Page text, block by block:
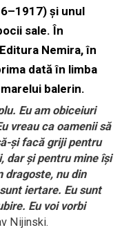
şi unul
sale. În
Nemira, în
dată în limba
balerin.
Eu am obiceiuri
vreau ca oamenii să
şi facă griji pentru
dar şi pentru mine îşi
dragoste, nu din
iertare. Eu sunt
Eu voi vorbi
Nijinski.